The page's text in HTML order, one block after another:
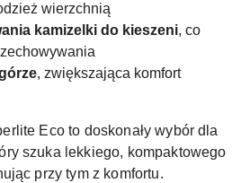
wierzchnią
kamizelki do kieszeni, co
, zwiększająca komfort
Eco to doskonały wybór dla
szuka lekkiego, kompaktowego
przy tym z komfortu.